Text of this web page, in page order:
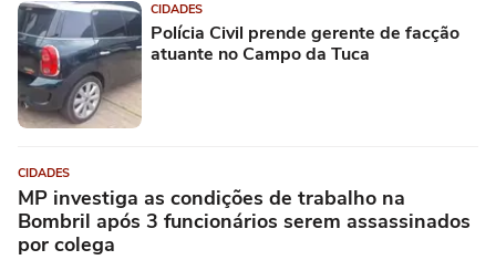
CIDADES
Polícia Civil prende gerente de facção
atuante no Campo da Tuca
CIDADES
MP investiga as condições de trabalho na
Bombril após 3 funcionários serem assassinados
por colega